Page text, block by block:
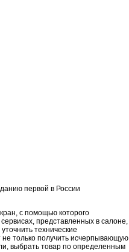
первой в России
с помощью которого
представленных в салоне,
технические
только получить исчерпывающую
выбрать товар по определенным